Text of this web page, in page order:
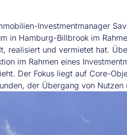
Investmentmanager
in Hamburg-Billbrook im
realisiert und vermietet hat.
im Rahmen eines
Der Fokus liegt auf Core-
der Übergang von